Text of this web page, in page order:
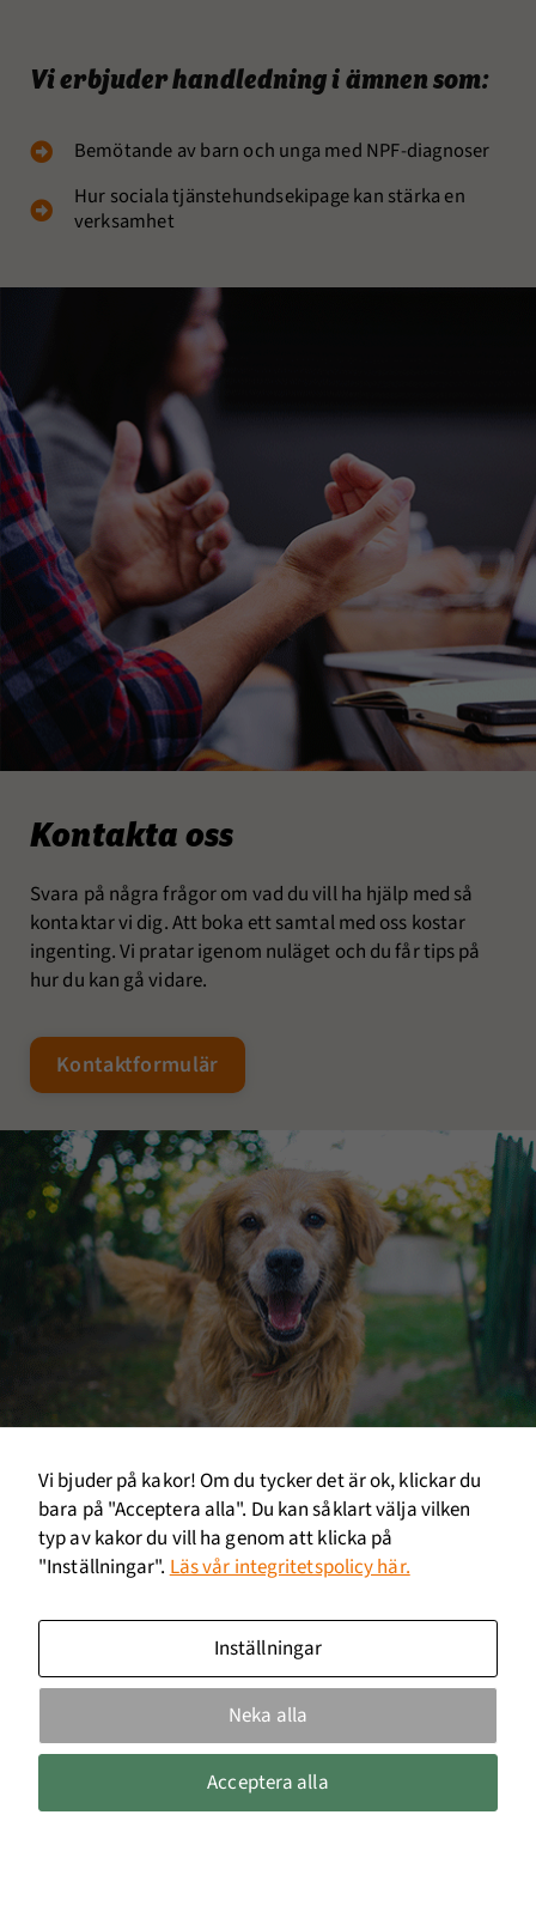
Vi erbjuder handledning i ämnen som:
Bemötande av barn och unga med NPF-diagnoser
Hur sociala tjänstehundsekipage kan stärka en
verksamhet
Kontakta oss
Svara på några frågor om vad du vill ha hjälp med så
kontaktar vi dig. Att boka ett samtal med oss kostar
ingenting. Vi pratar igenom nuläget och du får tips på
hur du kan gå vidare.
Kontaktformulär
0703790315
hej@fraktalhalsa.se
Vi bjuder på kakor! Om du tycker det är ok, klickar du
bara på "Acceptera alla". Du kan såklart välja vilken
typ av kakor du vill ha genom att klicka på
"Inställningar".Läs vår integritetspolicy här.
Inställningar
Neka alla
Acceptera alla
välja bort. De
behövs för att
hemsidan
över huvud
taget ska
fungera.
Statistik
För att vi ska
kunna
hemsidans
funktionalitet
och
uppbyggnad,
används.
Upplevelse
För att vår
hemsida ska